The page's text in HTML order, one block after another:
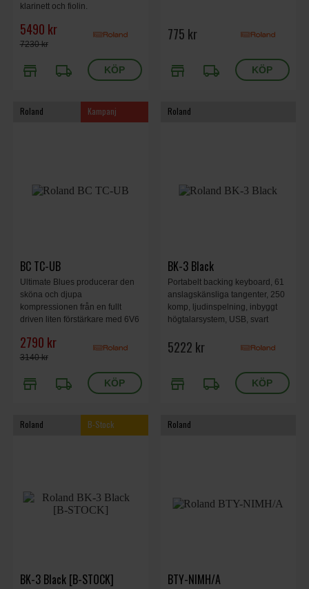
klarinett och fiolin.
5490 kr
7230 kr
store local_shipping
775 kr
store local_shipping
Roland Kampanj
BC TC-UB
Ultimate Blues producerar den
sköna och djupa
kompressionen från en fullt
driven liten förstärkare med 6V6
Stage, Blues Cube Artist, Blues
Cube Artist212 och Blues Cube
2790 kr
3140 kr
store local_shipping
Roland
BK-3 Black
Portabelt backing keyboard, 61
anslagskänsliga tangenter, 250
komp, ljudinspelning, inbyggt
högtalarsystem, USB, svart
5222 kr
store local_shipping
Roland B-Stock
BK-3 Black [B-STOCK]
Roland
BTY-NIMH/A